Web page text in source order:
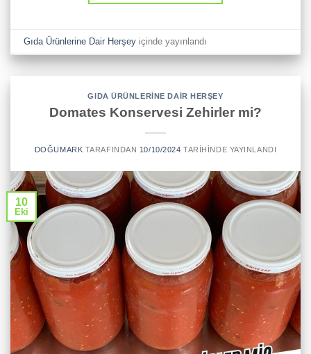
Gıda Ürünlerine Dair Herşey içinde yayınlandı
GIDA ÜRÜNLERINE DAIR HERŞEY
Domates Konservesi Zehirler mi?
DOĞUMARK TARAFINDAN 10/10/2024 TARIHINDE YAYINLANDI
10
Eki